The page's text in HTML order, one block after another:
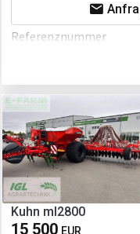
Referenznummer
Kuhn ml2800
15 500 EUR